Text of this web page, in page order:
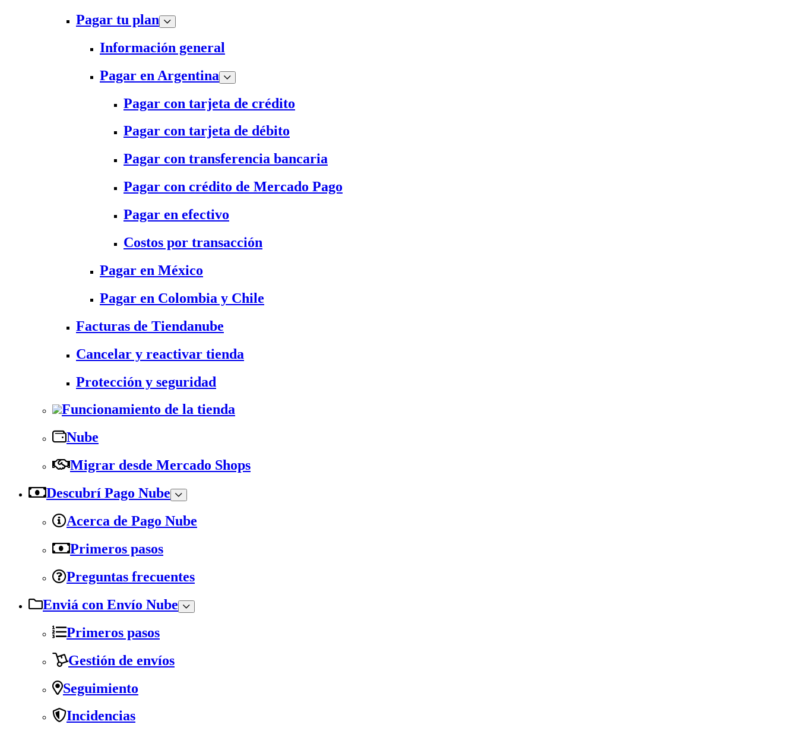
Pagar tu plan
Información general
Pagar en Argentina
Pagar con tarjeta de crédito
Pagar con tarjeta de débito
Pagar con transferencia bancaria
Pagar con crédito de Mercado Pago
Pagar en efectivo
Costos por transacción
Pagar en México
Pagar en Colombia y Chile
Facturas de Tiendanube
Cancelar y reactivar tienda
Protección y seguridad
Funcionamiento de la tienda
Nube
Migrar desde Mercado Shops
Descubrí Pago Nube
Acerca de Pago Nube
Primeros pasos
Preguntas frecuentes
Enviá con Envío Nube
Primeros pasos
Gestión de envíos
Seguimiento
Incidencias